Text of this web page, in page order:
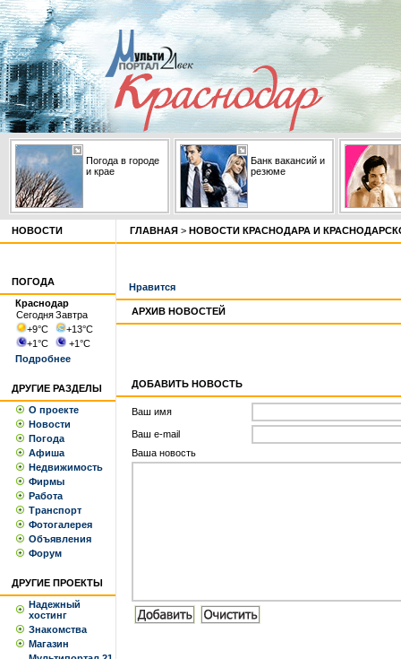
Погода в городе
и крае
Банк вакансий и
резюме
НОВОСТИ
ПОГОДА
Краснодар
СегодняЗавтра
+9°С +13°С
+1°С +1°С
Подробнее
ДРУГИЕ РАЗДЕЛЫ
О проекте
Новости
Погода
Афиша
Недвижимость
Фирмы
Работа
Транспорт
Фотогалерея
Объявления
Форум
ДРУГИЕ ПРОЕКТЫ
Надежный
хостинг
Знакомства
Магазин
ГЛАВНАЯ > НОВОСТИ КРАСНОДАРА И
Нравится
АРХИВ НОВОСТЕЙ
ДОБАВИТЬ НОВОСТЬ
Ваш имя
Ваш e-mail
Вашa новость